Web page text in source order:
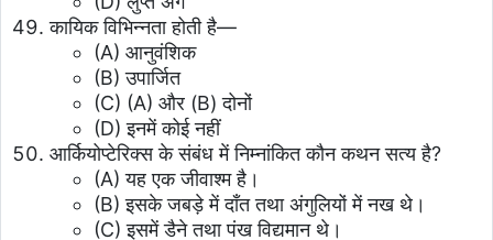
कायिक विभिन्नता होती है—
(A) आनुवंशिक
(B) उपार्जित
(C) (A) और (B) दोनों
(D) इनमें कोई नहीं
आर्कियोप्टेरिक्स के संबंध में निम्नांकित कौन कथन सत्य है?
(A) यह एक जीवाश्म है।
(B) इसके जबड़े में दाँत तथा अंगुलियों में नख थे।
(C) इसमें डैने तथा पंख विद्यमान थे।